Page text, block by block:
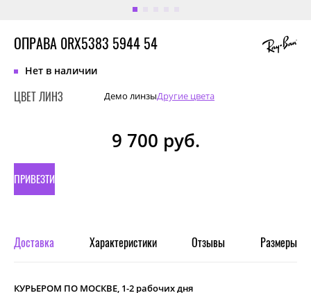
ОПРАВА 0RX5383 5944 54
Нет в наличии
ЦВЕТ ЛИНЗ Демо линзыДругие цвета
9 700 руб.
ПРИВЕЗТИ
ЗАКАЗ
Доставка Характеристики Отзывы Размеры
КУРЬЕРОМ ПО МОСКВЕ, 1-2 рабочих дня